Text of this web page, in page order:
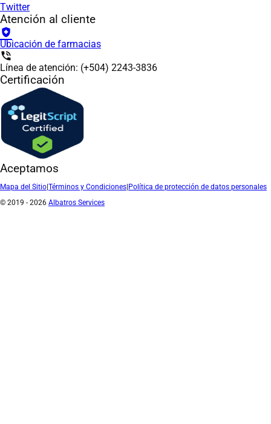
Twitter
Atención al cliente
health_and_safety
Ubicación de farmacias
phone_in_talk
Línea de atención: (+504) 2243-3836
Certificación
Aceptamos
Mapa del Sitio|Términos y Condiciones|Política de protección de datos personales
© 2019 - 2026 Albatros Services